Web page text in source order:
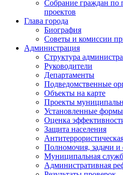
Собрание граждан по
проектов
Глава города
Биография
Советы и комиссии
Администрация
Структура
Руководители
Департаменты
Подведомственные
Объекты на карте
Проекты
Установленные
Оценка
Защита населения
Полномочия, задачи
Муниципальная
Административная